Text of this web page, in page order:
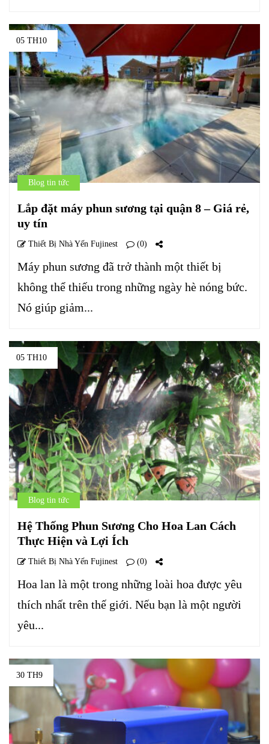
05 TH10
Blog tin tức
Lắp đặt máy phun sương tại quận 8 – Giá rẻ,
uy tín
Thiết Bị Nhà Yến Fujinest (0)
Máy phun sương đã trở thành một thiết bị
không thể thiếu trong những ngày hè nóng bức.
Nó giúp giảm...
05 TH10
Blog tin tức
Hệ Thống Phun Sương Cho Hoa Lan Cách
Thực Hiện và Lợi Ích
Thiết Bị Nhà Yến Fujinest (0)
Hoa lan là một trong những loài hoa được yêu
thích nhất trên thế giới. Nếu bạn là một người
yêu...
30 TH9